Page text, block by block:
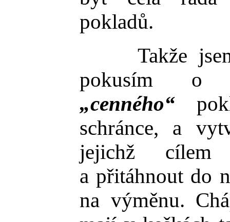
pokladů.
Takže jsem
pokusím o
„cenného“
schránce, a
jejichž
a přitáhnout do
na výměnu.